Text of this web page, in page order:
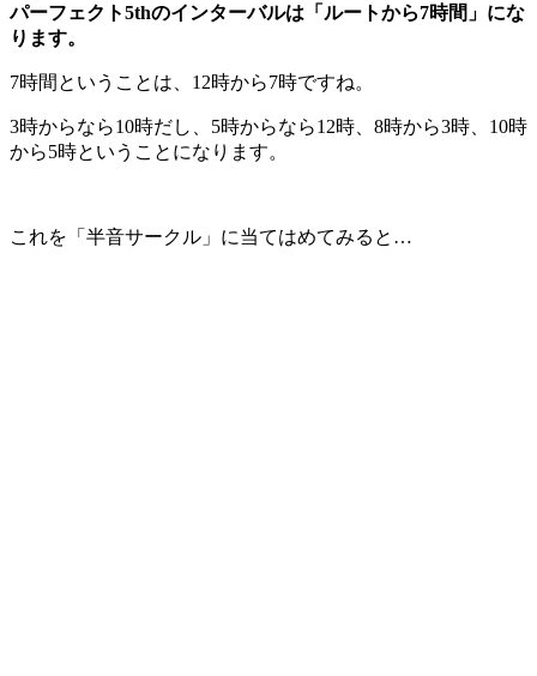
パーフェクト5thのインターバルは「ルートから7時間」にな
ります。
7時間ということは、12時から7時ですね。
3時からなら10時だし、5時からなら12時、8時から3時、10時
から5時ということになります。
これを「半音サークル」に当てはめてみると…